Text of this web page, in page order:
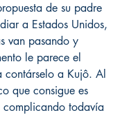
de su padre
a Estados Unidos,
van pasando y
le parece el
contárselo a Kujô. Al
que consigue es
todavía